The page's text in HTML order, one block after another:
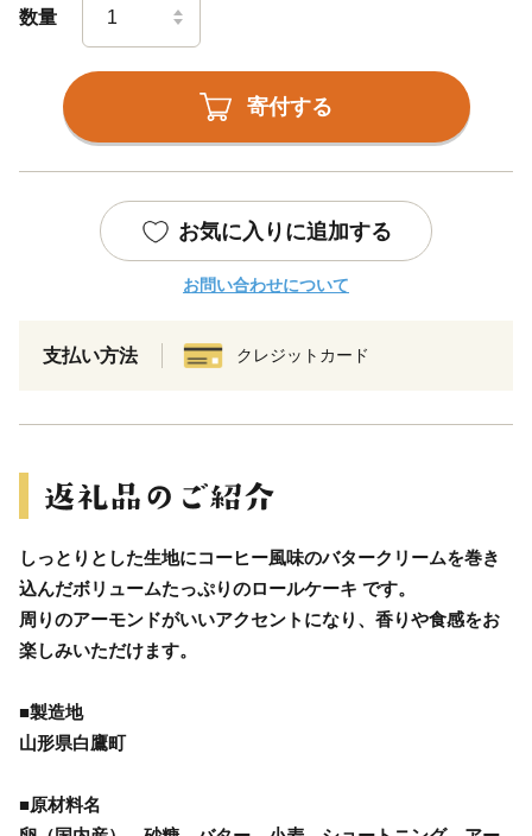
数量
寄付する
お気に入りに追加する
お問い合わせについて
支払い方法 クレジットカード
しっとりとした生地にコーヒー風味のバタークリームを巻き
込んだボリュームたっぷりのロールケーキ です。
周りのアーモンドがいいアクセントになり、香りや食感をお
楽しみいただけます。
■製造地
山形県白鷹町
■原材料名